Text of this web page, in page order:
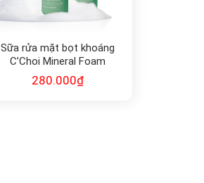
Sữa rửa mặt bọt khoáng
C’Choi Mineral Foam
Cleanser
280.000₫